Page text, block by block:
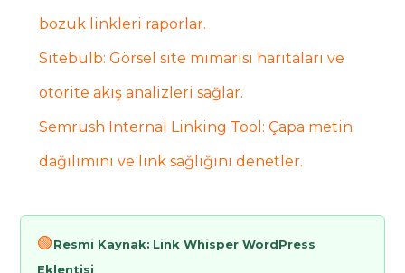
bozuk linkleri raporlar.
Sitebulb: Görsel site mimarisi haritaları ve
otorite akış analizleri sağlar.
Semrush Internal Linking Tool: Çapa metin
dağılımını ve link sağlığını denetler.
🟢Resmi Kaynak: Link Whisper WordPress
Eklentisi